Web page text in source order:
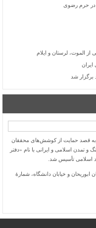
در حرم رضوی
الموت، لرستان و ایلام
شد
میراث مكتوب در سال 1372 ش به قصد حمایت از كوشش‌های محققان
و تمدن اسلامی و ایرانی با نام «دفتر
اسلامی تأسیس شد.
ابوریحان و خیابان دانشگاه، شمارۀ